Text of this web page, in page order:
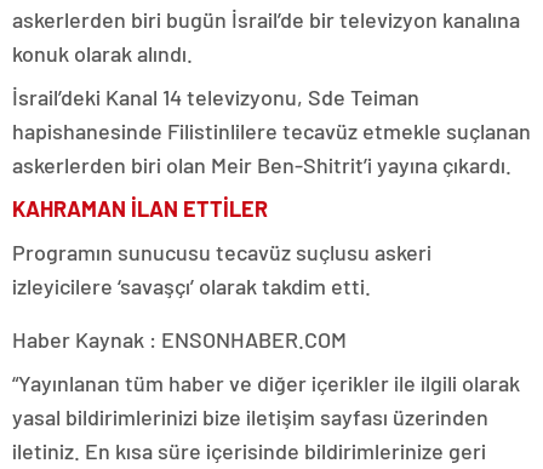
askerlerden biri bugün İsrail’de bir televizyon kanalına
konuk olarak alındı.
İsrail’deki Kanal 14 televizyonu, Sde Teiman
hapishanesinde Filistinlilere tecavüz etmekle suçlanan
askerlerden biri olan Meir Ben-Shitrit’i yayına çıkardı.
KAHRAMAN İLAN ETTİLER
Programın sunucusu tecavüz suçlusu askeri
izleyicilere ‘savaşçı’ olarak takdim etti.
Haber Kaynak : ENSONHABER.COM
“Yayınlanan tüm haber ve diğer içerikler ile ilgili olarak
yasal bildirimlerinizi bize iletişim sayfası üzerinden
iletiniz. En kısa süre içerisinde bildirimlerinize geri